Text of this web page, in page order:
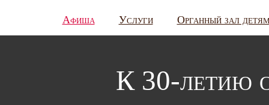
Афиша Услуги Органный зал
К 30-летию